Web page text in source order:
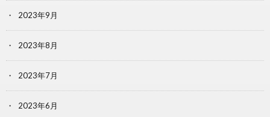
2023年9月
2023年8月
2023年7月
2023年6月